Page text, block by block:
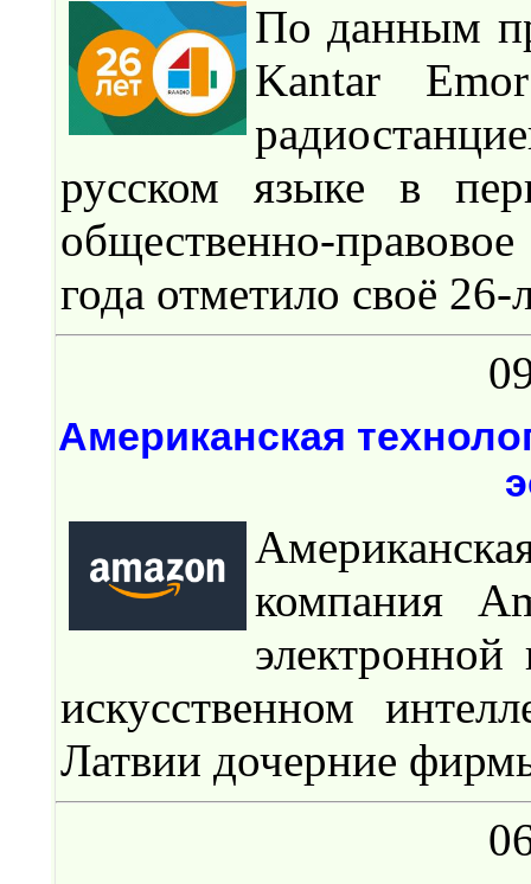
По данным
Kantar
русском языке в
общественно-
года отметило своё 26-
Американская
компания
искусственном
Латвии дочерние